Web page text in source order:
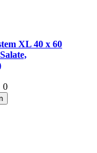
XL 40 x 60
0